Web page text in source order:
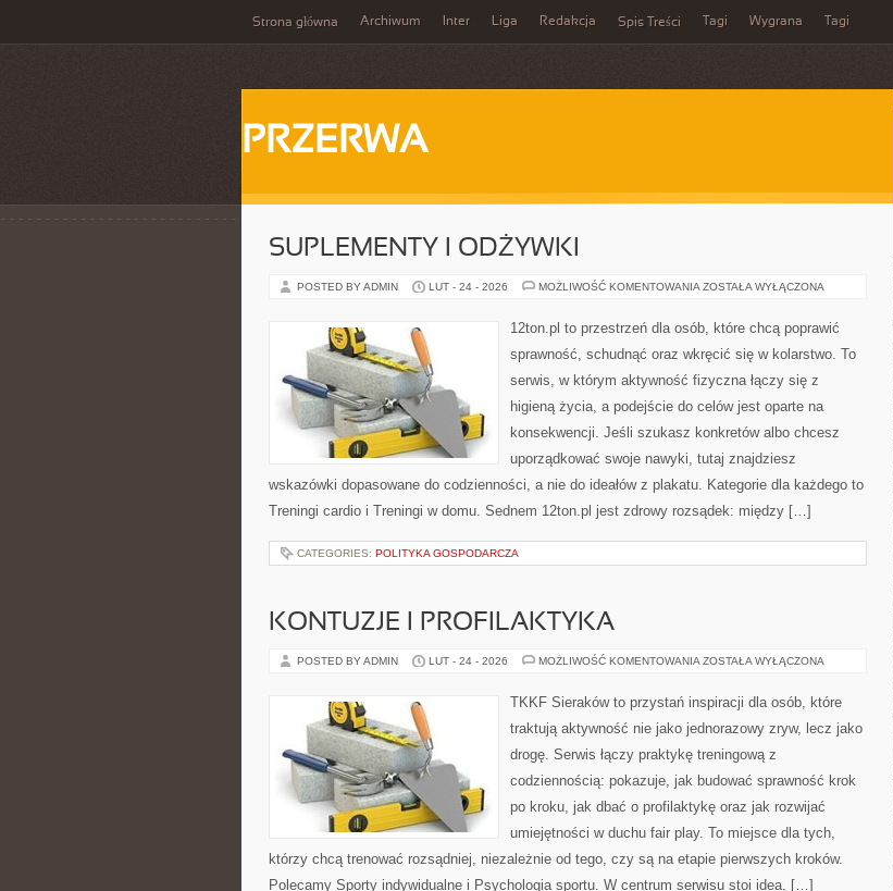
Strona główna Archiwum Inter Liga Redakcja Spis Treści Tagi Wygrana Tagi
PRZERWA
SUPLEMENTY I ODŻYWKI
POSTED BY ADMIN LUT - 24 - 2026 MOŻLIWOŚĆ KOMENTOWANIA SUPLEMENTY
ZOSTAŁA WYŁĄCZONA
12ton.pl to przestrzeń dla osób, które chcą poprawić
sprawność, schudnąć oraz wkręcić się w kolarstwo. To
serwis, w którym aktywność fizyczna łączy się z
higieną życia, a podejście do celów jest oparte na
konsekwencji. Jeśli szukasz konkretów albo chcesz
uporządkować swoje nawyki, tutaj znajdziesz
wskazówki dopasowane do codzienności, a nie do ideałów z plakatu. Kategorie dla każdego to
Treningi cardio i Treningi w domu. Sednem 12ton.pl jest zdrowy rozsądek: między […]
CATEGORIES: POLITYKA GOSPODARCZA
KONTUZJE I PROFILAKTYKA
POSTED BY ADMIN LUT - 24 - 2026 MOŻLIWOŚĆ KOMENTOWANIA KONTUZJE
ZOSTAŁA WYŁĄCZONA
TKKF Sieraków to przystań inspiracji dla osób, które
traktują aktywność nie jako jednorazowy zryw, lecz jako
drogę. Serwis łączy praktykę treningową z
codziennością: pokazuje, jak budować sprawność krok
po kroku, jak dbać o profilaktykę oraz jak rozwijać
umiejętności w duchu fair play. To miejsce dla tych,
którzy chcą trenować rozsądniej, niezależnie od tego, czy są na etapie pierwszych kroków.
Polecamy Sporty indywidualne i Psychologia sportu. W centrum serwisu stoi idea, […]